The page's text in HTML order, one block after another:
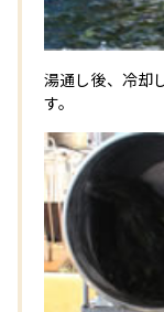
湯通し後、冷却
す。